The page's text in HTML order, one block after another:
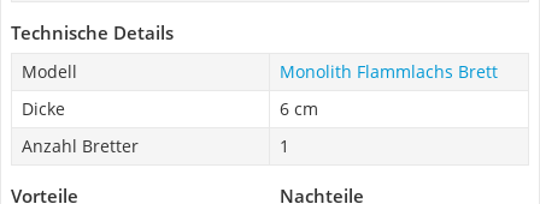
Technische Details
Modell
Monolith Flammlachs Brett
Dicke
6 cm
Anzahl Bretter
1
Vorteile Nachteile